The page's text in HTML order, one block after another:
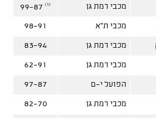
מכבי רמת גן 99-87 (1)
מכבי ת"א
98-91
מכבי רמת גן
83-94
מכבי רמת גן
62-91
הפועל י-ם
97-87
מכבי רמת גן
82-70